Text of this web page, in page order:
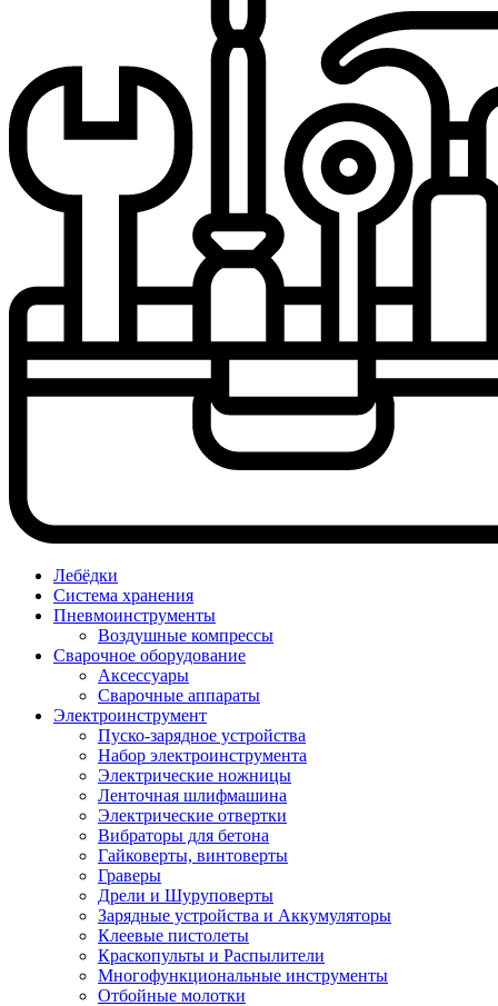
Лебёдки
Система хранения
Пневмоинструменты
Воздушные компрессы
Сварочное оборудование
Аксессуары
Сварочные аппараты
Электроинструмент
Пуско-зарядное устройства
Набор электроинструмента
Электрические ножницы
Ленточная шлифмашина
Электрические отвертки
Вибраторы для бетона
Гайковерты, винтоверты
Граверы
Дрели и Шуруповерты
Зарядные устройства и Аккумуляторы
Клеевые пистолеты
Краскопульты и Распылители
Многофункциональные инструменты
Отбойные молотки